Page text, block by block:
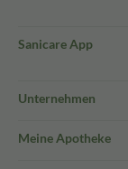
Sanicare App
Unternehmen
Meine Apotheke